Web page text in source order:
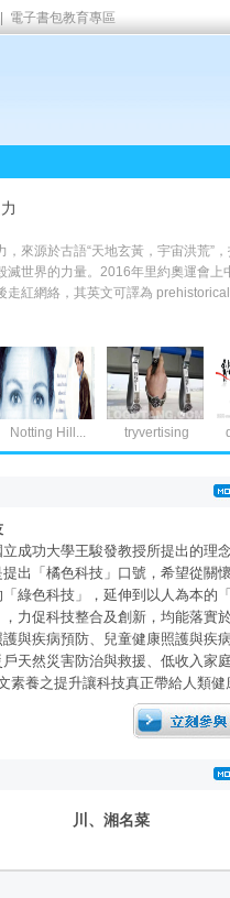
電子書包教育專區
，來源於古語“天地玄黃，宇宙洪荒”
滅世界的力量。2016年里約奧運會上
走紅網絡，其英文可譯為
Notting Hill... tryvertising
立成功大學王駿發教授所提出的理
提出「橘色科技」口號，希望從關
綠色科技」，延伸到以人為本的
力促科技整合及創新，均能落實
護與疾病預防、兒童健康照護與疾
戶天然災害防治與救援、低收入家
素養之提升讓科技真正帶給人類健
川、湘名菜